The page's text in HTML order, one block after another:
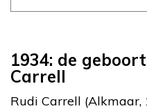
1934: de
Carrell
Rudi Carrell (Alkmaar,